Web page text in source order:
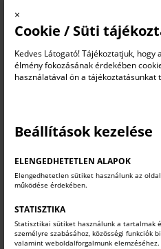
×
Cookie / Süti
Kedves Látogató! Tájékoztatjuk,
élmény fokozásának érdekében
használatával ön a tájékoztatásunkat
Beállítások kezelése
ELENGEDHETETLEN ALAPOK
Elengedhetetlen sütiket használunk az
működése érdekében.
STATISZTIKA
Statisztikai sütiket használunk a tartalmak
személyre szabásához, közösségi funkciók
valamint weboldalforgalmunk elemzéséhez.
Hogyan védhetjük és
erőforrásunkat, a tudást?
Az előadásunk olyan témákra
gyakorlati kérdései, a Kaizen
rendszerek kialakítása és
megőrizhető, hanem folyamatosan
tanácsadói tapasztalattal
Gazdaságtudományi Egyetem
Építsen ötletalapú,